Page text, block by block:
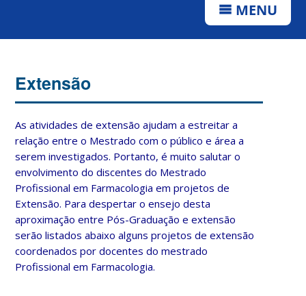
MENU
Extensão
As atividades de extensão ajudam a estreitar a
relação entre o Mestrado com o público e área a
serem investigados. Portanto, é muito salutar o
envolvimento do discentes do Mestrado
Profissional em Farmacologia em projetos de
Extensão. Para despertar o ensejo desta
aproximação entre Pós-Graduação e extensão
serão listados abaixo alguns projetos de extensão
coordenados por docentes do mestrado
Profissional em Farmacologia.